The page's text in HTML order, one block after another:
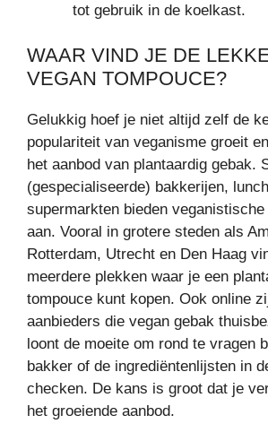
tot gebruik in de koelkast.
WAAR VIND JE DE
VEGAN TOMPOUCE?
Gelukkig hoef je niet altijd zelf de
populariteit van veganisme groeit
het aanbod van plantaardig gebak.
(gespecialiseerde) bakkerijen,
supermarkten bieden
aan. Vooral in grotere steden als
Rotterdam, Utrecht en Den Haag
meerdere plekken waar je een
tompouce kunt kopen. Ook online
aanbieders die vegan gebak
loont de moeite om rond te vragen
bakker of de ingrediëntenlijsten in
checken. De kans is groot dat je
het groeiende aanbod.